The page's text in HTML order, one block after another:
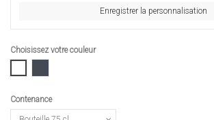
Enregistrer la personnalisation
Choisissez votre couleur
Contenance